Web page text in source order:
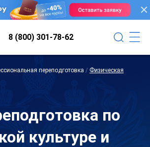
8 (800) 301-78-62
переподготовка / Физическая
по
культуре и